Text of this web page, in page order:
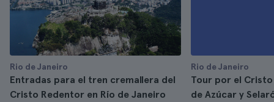
Rio de Janeiro
Entradas para el tren cremallera del
Cristo Redentor en Río de Janeiro
Rio de Janeiro
Tour por el
de Azúcar y